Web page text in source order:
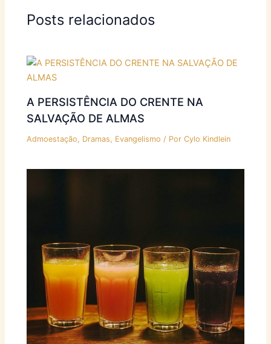
Posts relacionados
A PERSISTÊNCIA DO CRENTE NA
SALVAÇÃO DE ALMAS
Admoestação, Dramas, Evangelismo / PorCylo Kindlein